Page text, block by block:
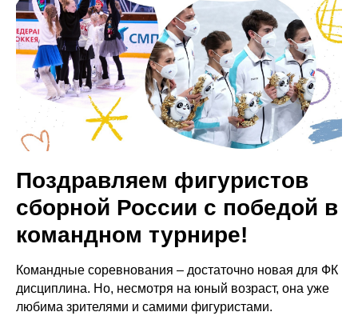
Поздравляем фигуристов
сборной России с победой в
командном турнире!
Командные соревнования – достаточно новая для ФК
дисциплина. Но, несмотря на юный возраст, она уже
любима зрителями и самими фигуристами.